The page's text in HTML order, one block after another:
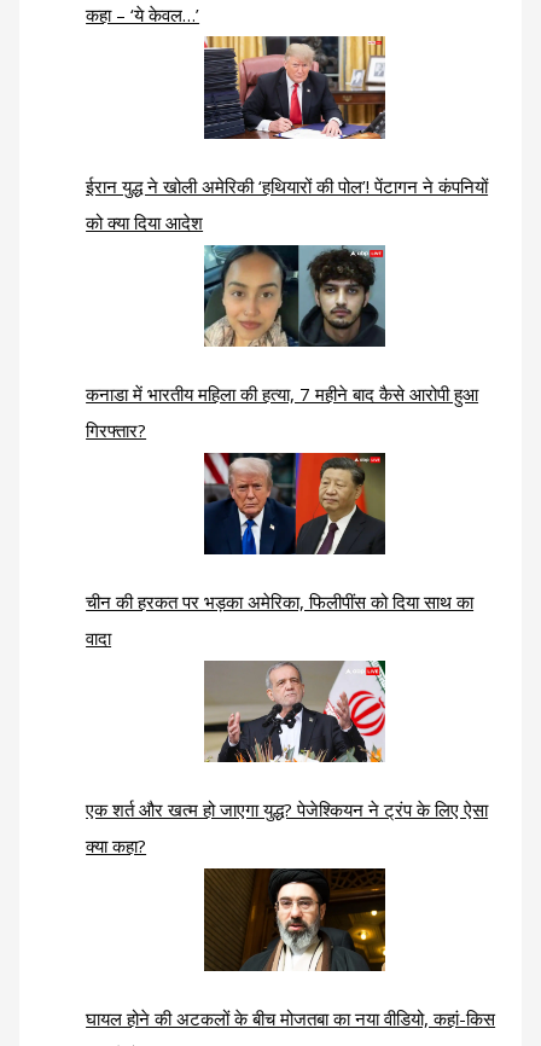
कहा – ‘ये केवल…’
ईरान युद्ध ने खोली अमेरिकी ‘हथियारों की पोल’! पेंटागन ने कंपनियों
को क्या दिया आदेश
कनाडा में भारतीय महिला की हत्या, 7 महीने बाद कैसे आरोपी हुआ
गिरफ्तार?
चीन की हरकत पर भड़का अमेरिका, फिलीपींस को दिया साथ का
वादा
एक शर्त और खत्म हो जाएगा युद्ध? पेजेश्कियन ने ट्रंप के लिए ऐसा
क्या कहा?
घायल होने की अटकलों के बीच मोजतबा का नया वीडियो, कहां-किस